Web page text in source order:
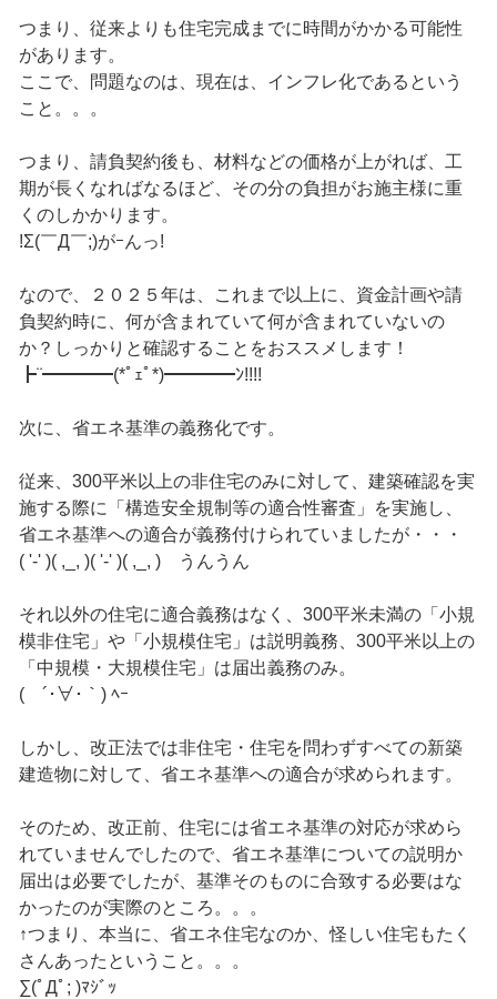
つまり、従来よりも住宅完成までに時間がかかる可能性
があります。
ここで、問題なのは、現在は、インフレ化であるという
こと。。。
つまり、請負契約後も、材料などの価格が上がれば、工
期が長くなればなるほど、その分の負担がお施主様に重
くのしかかります。
!Σ(￣Д￣;)がｰんっ!
なので、２０２５年は、これまで以上に、資金計画や請
負契約時に、何が含まれていて何が含まれていないの
か？しっかりと確認することをおススメします！
┣¨━━━━(*ﾟｪﾟ*)━━━━ﾝ!!!!
次に、省エネ基準の義務化です。
従来、300平米以上の非住宅のみに対して、建築確認を実
施する際に「構造安全規制等の適合性審査」を実施し、
省エネ基準への適合が義務付けられていましたが・・・
( '-' )( ,_, )( '-' )( ,_, ) うんうん
それ以外の住宅に適合義務はなく、300平米未満の「小規
模非住宅」や「小規模住宅」は説明義務、300平米以上の
「中規模・大規模住宅」は届出義務のみ。
( ´･∀･｀) ﾍｰ
しかし、改正法では非住宅・住宅を問わずすべての新築
建造物に対して、省エネ基準への適合が求められます。
そのため、改正前、住宅には省エネ基準の対応が求めら
れていませんでしたので、省エネ基準についての説明か
届出は必要でしたが、基準そのものに合致する必要はな
かったのが実際のところ。。。
↑つまり、本当に、省エネ住宅なのか、怪しい住宅もたく
さんあったということ。。。
∑(ﾟДﾟ; )ﾏｼﾞｯ